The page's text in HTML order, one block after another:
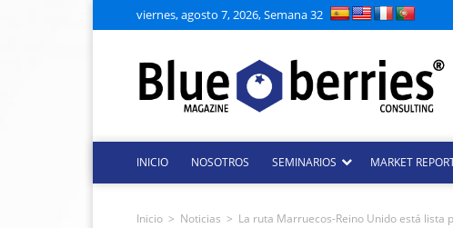
viernes, agosto 7, 2026, Semana 32
INICIO NOSOTROS SEMINARIOS MARKET
Inicio > Noticias > La ruta Marruecos-Reino Unido está lista